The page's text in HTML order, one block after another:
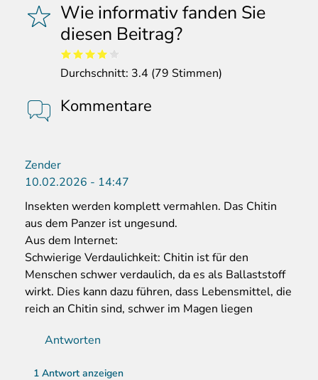
Wie informativ fanden Sie
diesen Beitrag?
Durchschnitt: 3.4 (79 Stimmen)
Kommentare
Zender
10.02.2026 - 14:47
Insekten werden komplett vermahlen. Das Chitin
aus dem Panzer ist ungesund.
Aus dem Internet:
Schwierige Verdaulichkeit: Chitin ist für den
Menschen schwer verdaulich, da es als Ballaststoff
wirkt. Dies kann dazu führen, dass Lebensmittel, die
reich an Chitin sind, schwer im Magen liegen
Antworten
1 Antwort anzeigen